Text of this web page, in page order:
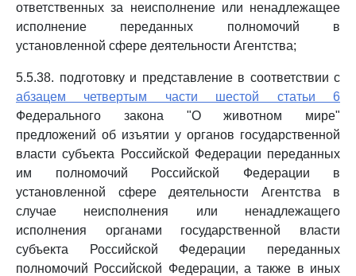
ответственных за неисполнение или ненадлежащее
исполнение переданных полномочий в
установленной сфере деятельности Агентства;
5.5.38. подготовку и представление в соответствии с
абзацем четвертым части шестой статьи 6
Федерального закона "О животном мире"
предложений об изъятии у органов государственной
власти субъекта Российской Федерации переданных
им полномочий Российской Федерации в
установленной сфере деятельности Агентства в
случае неисполнения или ненадлежащего
исполнения органами государственной власти
субъекта Российской Федерации переданных
полномочий Российской Федерации, а также в иных